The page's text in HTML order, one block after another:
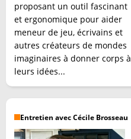
proposant un outil fascinant
et ergonomique pour aider
meneur de jeu, écrivains et
autres créateurs de mondes
imaginaires à donner corps à
leurs idées...
Entretien avec Cécile Brosseau